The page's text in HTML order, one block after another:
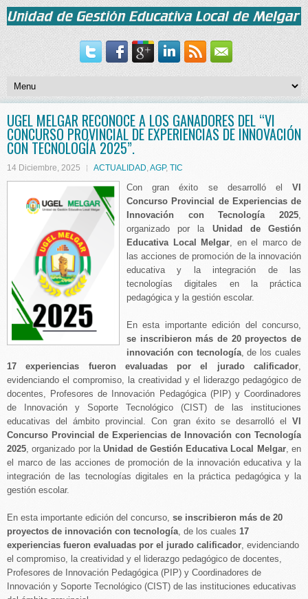
UGEL MELGAR RECONOCE A LOS GANADORES DEL “VI
CONCURSO PROVINCIAL DE EXPERIENCIAS DE INNOVACIÓN
CON TECNOLOGÍA 2025”.
14 Diciembre, 2025 ACTUALIDAD,AGP, TIC
Con gran éxito se desarrolló el VI
Concurso Provincial de Experiencias de
Innovación con Tecnología 2025,
organizado por la Unidad de Gestión
Educativa Local Melgar, en el marco de
las acciones de promoción de la innovación
educativa y la integración de las
tecnologías digitales en la práctica
pedagógica y la gestión escolar.
En esta importante edición del concurso,
se inscribieron más de 20 proyectos de
innovación con tecnología, de los cuales
17 experiencias fueron evaluadas por el jurado calificador,
evidenciando el compromiso, la creatividad y el liderazgo pedagógico de
docentes, Profesores de Innovación Pedagógica (PIP) y Coordinadores
de Innovación y Soporte Tecnológico (CIST) de las instituciones
educativas del ámbito provincial.Con gran éxito se desarrolló elVI
Concurso Provincial de Experiencias de Innovación con Tecnología
2025, organizado por laUnidad de Gestión Educativa Local Melgar, en
el marco de las acciones de promoción de la innovación educativa y la
integración de las tecnologías digitales en la práctica pedagógica y la
gestión escolar.
En esta importante edición del concurso, se inscribieron más de 20
proyectos de innovación con tecnología, de los cuales 17
experiencias fueron evaluadas por el jurado calificador, evidenciando
el compromiso, la creatividad y el liderazgo pedagógico de docentes,
Profesores de Innovación Pedagógica (PIP) y Coordinadores de
Innovación y Soporte Tecnológico (CIST) de las instituciones educativas